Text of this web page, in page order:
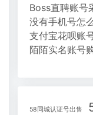
Boss直聘账号
没有手机号怎
支付宝花呗账
陌陌实名账号
58同城认证号出售